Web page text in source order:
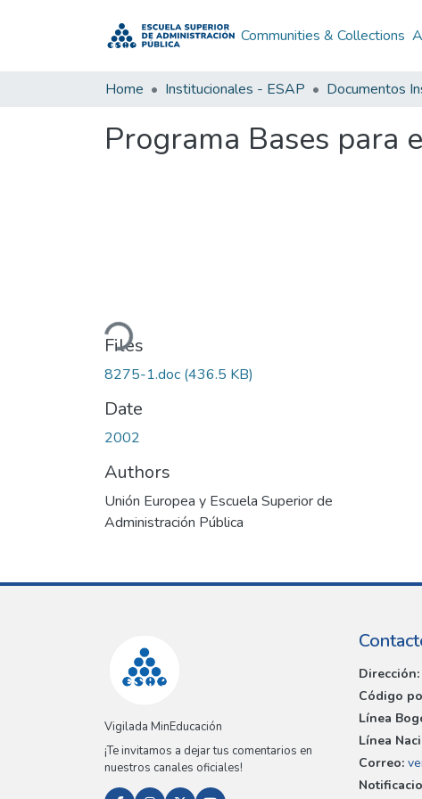
Communities & Collections
Home Institucionales - ESAP
Programa Bases para
Loading...
Files
8275-1.doc (436.5 KB)
Date
2002
Authors
Unión Europea y Escuela Superior de
Administración Pública
Vigilada MinEducación
¡Te invitamos a dejar tus comentarios en
nuestros canales oficiales!
Dirección:
Código
Línea
Línea
Correo: